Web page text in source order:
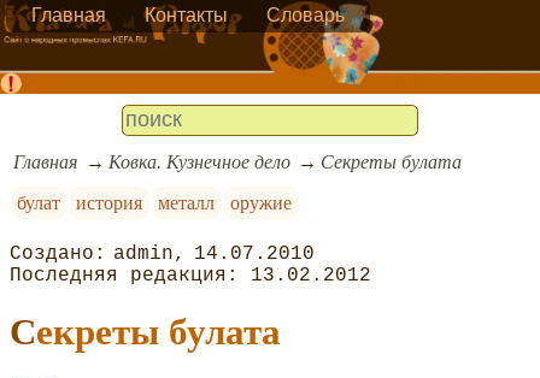
Главная Контакты Словарь
Главная Ковка. Кузнечное дело
Секреты булата
булат
история металл оружие
admin
14.07.2010
13.02.2012
Секреты булата